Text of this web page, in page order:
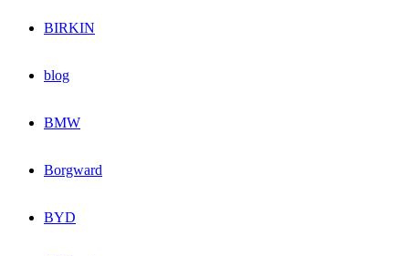
BIRKIN
blog
BMW
Borgward
BYD